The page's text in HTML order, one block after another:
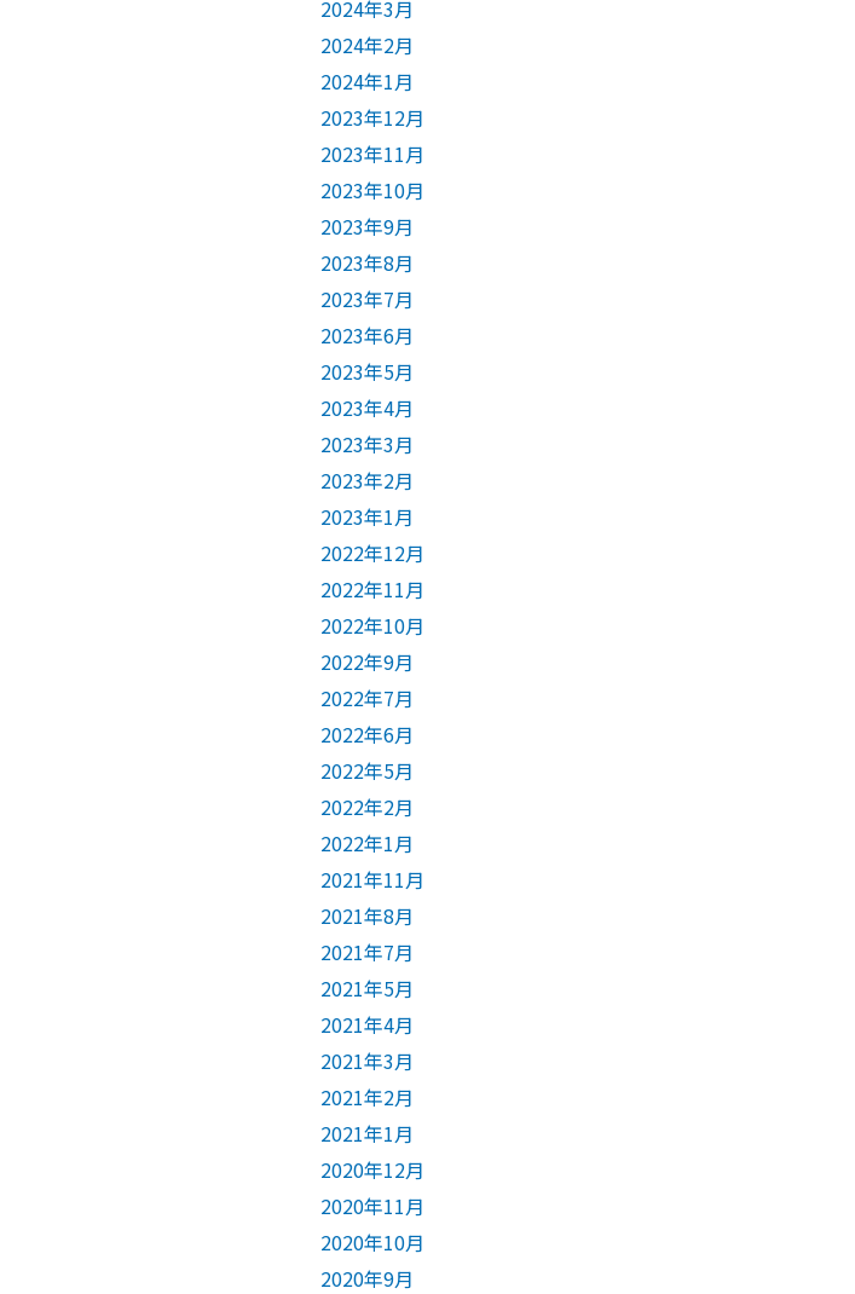
2024年3月
2024年2月
2024年1月
2023年12月
2023年11月
2023年10月
2023年9月
2023年8月
2023年7月
2023年6月
2023年5月
2023年4月
2023年3月
2023年2月
2023年1月
2022年12月
2022年11月
2022年10月
2022年9月
2022年7月
2022年6月
2022年5月
2022年2月
2022年1月
2021年11月
2021年8月
2021年7月
2021年5月
2021年4月
2021年3月
2021年2月
2021年1月
2020年12月
2020年11月
2020年10月
2020年9月